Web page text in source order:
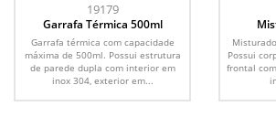
19179
Garrafa Térmica 500ml
Garrafa térmica com capacidade
máxima de 500ml. Possui estrutura
de parede dupla com interior em
inox 304, exterior em...
Possui
frontal